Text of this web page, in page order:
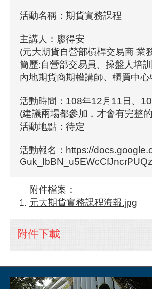
活動名稱：期貨實務課程
主講人：廖得安
(元大期貨自營部槓桿交易商 業
簡歷:自營部交易員、操盤人培訓
內地期貨商期權講師、櫃買中
活動時間：108年12月11日、
(建議兩場都參加，才會有完整
活動地點：待定
活動報名：https://
附件檔案：
元大期貨實務課程海報.jpg
附件下載